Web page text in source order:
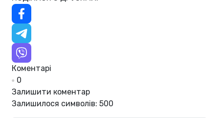
Коментарі
0
Залишити коментар
Залишилося символів: 500